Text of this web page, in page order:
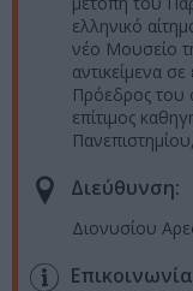
ελληνικό
νέο Μουσείο
αντικείμενα
Πρόεδρος του
επίτιμος
Διεύθυνση:
Διονυσίου